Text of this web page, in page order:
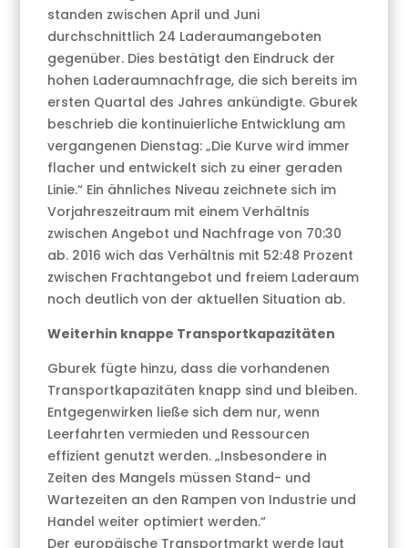
standen zwischen April und Juni
durchschnittlich 24 Laderaumangeboten
gegenüber. Dies bestätigt den Eindruck der
hohen Laderaumnachfrage, die sich bereits im
ersten Quartal des Jahres ankündigte. Gburek
beschrieb die kontinuierliche Entwicklung am
vergangenen Dienstag: „Die Kurve wird immer
flacher und entwickelt sich zu einer geraden
Linie.“ Ein ähnliches Niveau zeichnete sich im
Vorjahreszeitraum mit einem Verhältnis
zwischen Angebot und Nachfrage von 70:30
ab. 2016 wich das Verhältnis mit 52:48 Prozent
zwischen Frachtangebot und freiem Laderaum
noch deutlich von der aktuellen Situation ab.
Weiterhin knappe Transportkapazitäten
Gburek fügte hinzu, dass die vorhandenen
Transportkapazitäten knapp sind und bleiben.
Entgegenwirken ließe sich dem nur, wenn
Leerfahrten vermieden und Ressourcen
effizient genutzt werden. „Insbesondere in
Zeiten des Mangels müssen Stand- und
Wartezeiten an den Rampen von Industrie und
Handel weiter optimiert werden.“
Der europäische Transportmarkt werde laut